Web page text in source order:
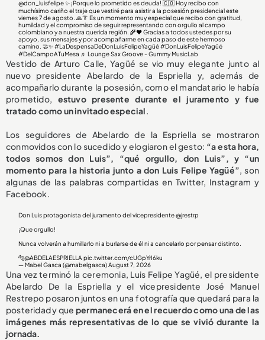
@don_luisfelipe✨ ¡Porque lo prometido es deuda! 🇨🇴 Hoy recibo con
muchísimo cariño el traje que vestiré para asistir a la posesión presidencial este
viernes 7 de agosto. 🙏👔 Es un momento muy especial que recibo con gratitud,
humildad y el compromiso de seguir representando con orgullo al campo
colombiano y a nuestra querida región. 🌾❤️ Gracias a todos ustedes por su
apoyo, sus mensajes y por acompañarme en cada paso de este hermoso
camino. 🤝✨#LaDespensaDeDonLuisFelipeYagüé #DonLuisFelipeYagüé
#DelCampoATuMesa ♬ Lounge Sax Groove - Gummy MusicLab
Vestido de Arturo Calle, Yagüé se vio muy elegante junto al
nuevo presidente Abelardo de la Espriella y, además de
acompañarlo durante la posesión, como el mandatario le había
prometido, estuvo presente durante el juramento y fue
tratado como un invitado especial.
Los seguidores de Abelardo de la Espriella se mostraron
conmovidos con lo sucedido y elogiaron el gesto: “a esta hora,
todos somos don Luis”, “qué orgullo, don Luis”, y “un
momento para la historia junto a don Luis Felipe Yagüé”, son
algunas de las palabras compartidas en Twitter, Instagram y
Facebook.
Don Luis protagonista del juramento del vicepresidente@jrestrp
¡Que orgullo!
Nunca volverán a humillarlo ni a burlarse de él ni a cancelarlo por pensar distinto.
🐅@ABDELAESPRIELLA pic.twitter.com/cUGpYrI6ku
— Mabel Gasca (@mabelgasca)August 7, 2026
Una vez terminó la ceremonia, Luis Felipe Yagüé, el presidente
Abelardo De la Espriella y el vicepresidente José Manuel
Restrepo posaron juntos en una fotografía que quedará para la
posteridad y quepermanecerá en el recuerdo como una de las
imágenes más representativas de lo que se vivió durante la
jornada.